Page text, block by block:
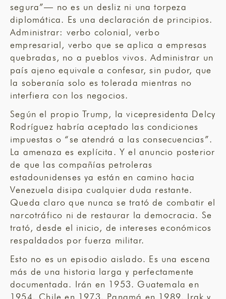
segura”— no es un desliz ni una torpeza
diplomática. Es una declaración de principios.
Administrar: verbo colonial, verbo
empresarial, verbo que se aplica a empresas
quebradas, no a pueblos vivos. Administrar un
país ajeno equivale a confesar, sin pudor, que
la soberanía solo es tolerada mientras no
interfiera con los negocios.
Según el propio Trump, la vicepresidenta Delcy
Rodríguez habría aceptado las condiciones
impuestas o “se atendrá a las consecuencias”.
La amenaza es explícita. Y el anuncio posterior
de que las compañías petroleras
estadounidenses ya están en camino hacia
Venezuela disipa cualquier duda restante.
Queda claro que nunca se trató de combatir el
narcotráfico ni de restaurar la democracia. Se
trató, desde el inicio, de intereses económicos
respaldados por fuerza militar.
Esto no es un episodio aislado. Es una escena
más de una historia larga y perfectamente
documentada. Irán en 1953. Guatemala en
1954. Chile en 1973. Panamá en 1989. Irak y